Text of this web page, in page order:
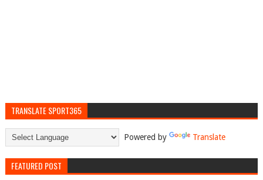
TRANSLATE SPORT365
Powered by Translate
FEATURED POST